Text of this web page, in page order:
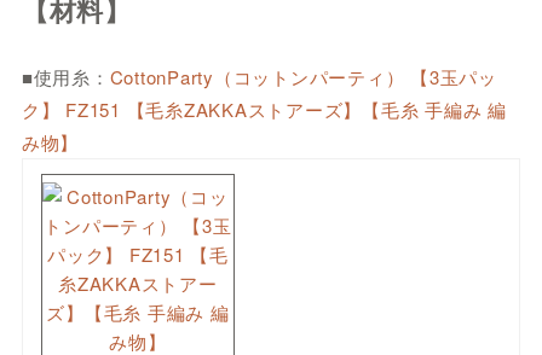
【材料】
■使用糸： CottonParty（コットンパーティ） 【3玉パッ
ク】 FZ151 【毛糸ZAKKAストアーズ】【毛糸 手編み 編
み物】